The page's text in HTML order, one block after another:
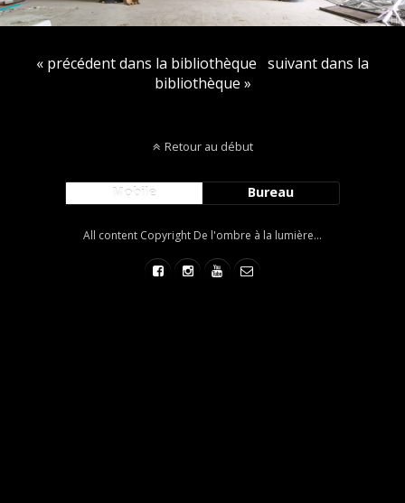
« précédent dans la bibliothèque suivant dans la
bibliothèque »
Retour au début
Mobile Bureau
All content Copyright De l'ombre à la lumière...